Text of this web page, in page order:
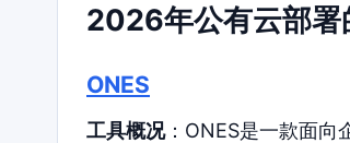
2026年公有云部署
ONES
工具概况：ONES是一款面向